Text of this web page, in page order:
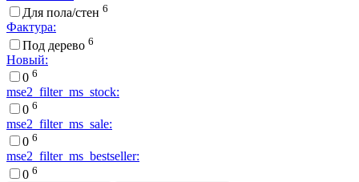
Для пола/стен 6
Фактура:
Под дерево 6
Новый:
0 6
mse2_filter_ms_stock:
0 6
mse2_filter_ms_sale:
0 6
mse2_filter_ms_bestseller:
0 6